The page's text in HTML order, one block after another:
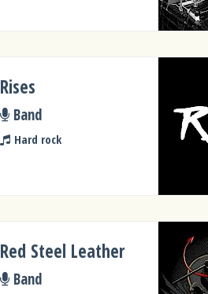
Rises
Band
Hard rock
Red Steel Leather
Band